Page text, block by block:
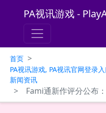
PA视讯游戏 -
首页 >
PA视讯游戏, PA视讯官网登录
新闻资讯
> Fami通新作评分公布